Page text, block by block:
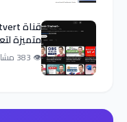
متميزة
👁 383 مشاهدة